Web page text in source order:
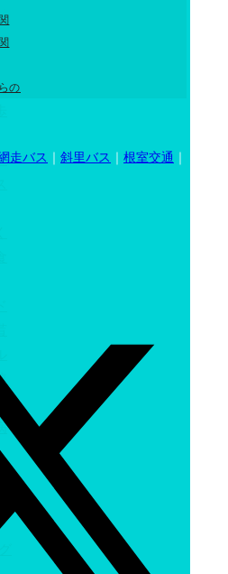
の
走バス 斜里バス 根室交通